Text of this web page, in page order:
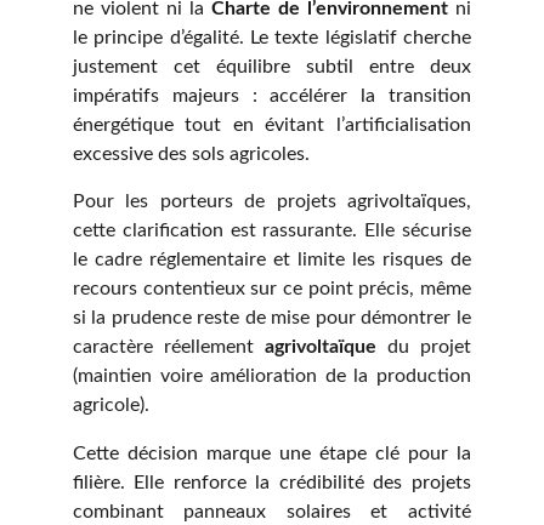
ne violent ni la Charte de l’environnementni
le principe d’égalité. Le texte législatif cherche
justement cet équilibre subtil entre deux
impératifs majeurs : accélérer la transition
énergétique tout en évitant l’artificialisation
excessive des sols agricoles.
Pour les porteurs de projets agrivoltaïques,
cette clarification est rassurante. Elle sécurise
le cadre réglementaire et limite les risques de
recours contentieux sur ce point précis, même
si la prudence reste de mise pour démontrer le
caractère réellement agrivoltaïque du projet
(maintien voire amélioration de la production
agricole).
Cette décision marque une étape clé pour la
filière. Elle renforce la crédibilité des projets
combinant panneaux solaires et activité